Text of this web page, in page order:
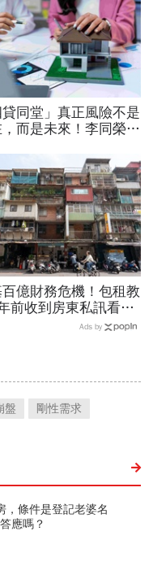
貸同堂」真正風險不是
而是未來！李同榮示
富將受損
億財務危機！包租教
前收到房東私訊看出
租代管龍頭岌岌可
Ads by
盤 剛性需求
，條件是登記老婆名
應嗎？